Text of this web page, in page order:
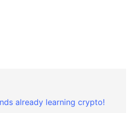
already learning crypto!